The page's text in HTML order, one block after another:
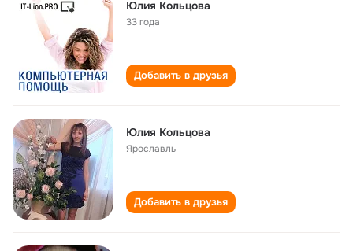
Юлия Кольцова
33 года
Добавить в друзья
Юлия Кольцова
Ярославль
Добавить в друзья